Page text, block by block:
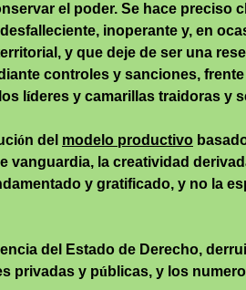
el poder. Se hace preciso
inoperante y, en
y que deje de ser una
controles y sanciones,
l íderes y camarillas traidoras y
ón del modelo productivo
vanguardia, la creatividad
y gratificado, y no la
del Estado de Derecho,
privadas y pú blicas, y los